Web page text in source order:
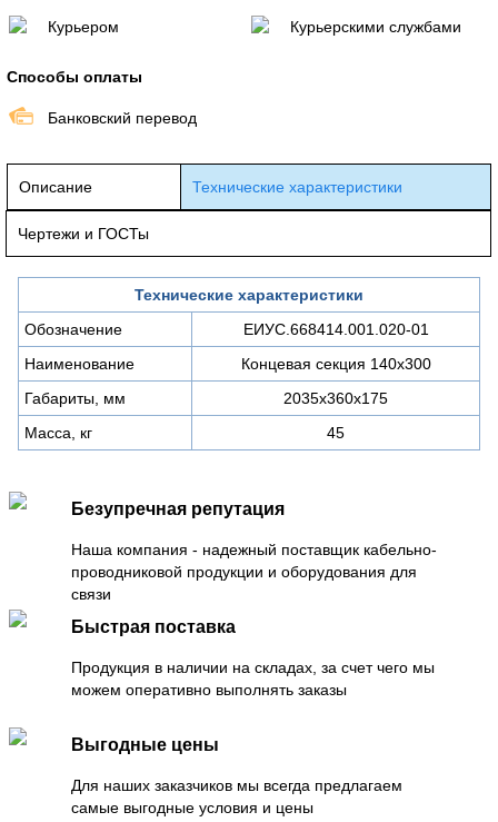
Курьером Курьерскими службами
Способы оплаты
Банковский перевод
Описание Технические характеристики
Чертежи и ГОСТы
Технические характеристики
Обозначение
ЕИУС.668414.001.020-01
Наименование
Концевая секция 140х300
Габариты, мм
2035х360х175
Масса, кг
45
Безупречная репутация
Наша компания - надежный поставщик кабельно-
проводниковой продукции и оборудования для
связи
Быстрая поставка
Продукция в наличии на складах, за счет чего мы
можем оперативно выполнять заказы
Выгодные цены
Для наших заказчиков мы всегда предлагаем
самые выгодные условия и цены